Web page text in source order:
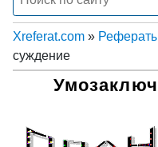
Xreferat.com »
суждение